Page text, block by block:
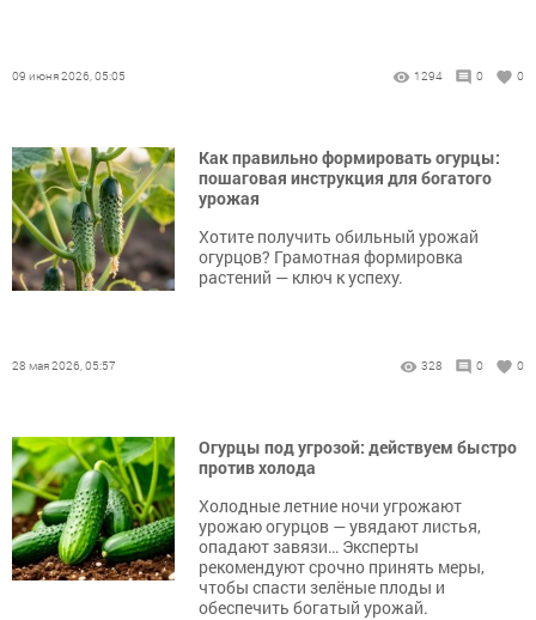
09 июня 2026, 05:05 1294 0 0
Как правильно формировать огурцы:
пошаговая инструкция для богатого
урожая
Хотите получить обильный урожай
огурцов? Грамотная формировка
растений — ключ к успеху.
28 мая 2026, 05:57 328 0 0
Огурцы под угрозой: действуем быстро
против холода
Холодные летние ночи угрожают
урожаю огурцов — увядают листья,
опадают завязи… Эксперты
рекомендуют срочно принять меры,
чтобы спасти зелёные плоды и
обеспечить богатый урожай.